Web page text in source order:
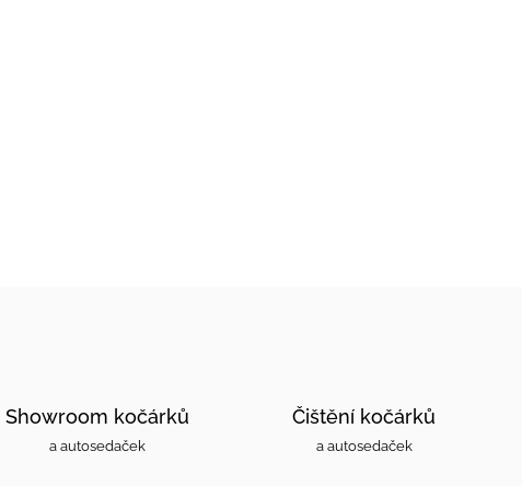
Showroom kočárků
a autosedaček
Čištění kočárků
a autosedaček